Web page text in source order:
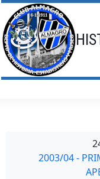
Saltar
al
contenido
2003/04 -